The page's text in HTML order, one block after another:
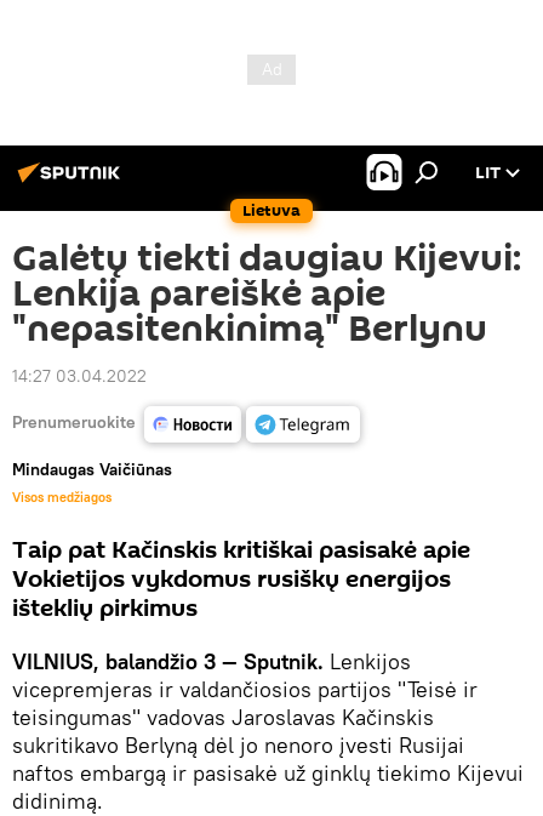
Lietuva
LIT
Galėtų tiekti daugiau Kijevui:
Lenkija pareiškė apie
"nepasitenkinimą" Berlynu
14:27 03.04.2022
Prenumeruokite
Mindaugas Vaičiūnas
Visos medžiagos
Taip pat Kačinskis kritiškai pasisakė apie
Vokietijos vykdomus rusiškų energijos
išteklių pirkimus
VILNIUS, balandžio 3 — Sputnik. Lenkijos
vicepremjeras ir valdančiosios partijos "Teisė ir
teisingumas" vadovas Jaroslavas Kačinskis
sukritikavo Berlyną dėl jo nenoro įvesti Rusijai
naftos embargą ir pasisakė už ginklų tiekimo Kijevui
didinimą.